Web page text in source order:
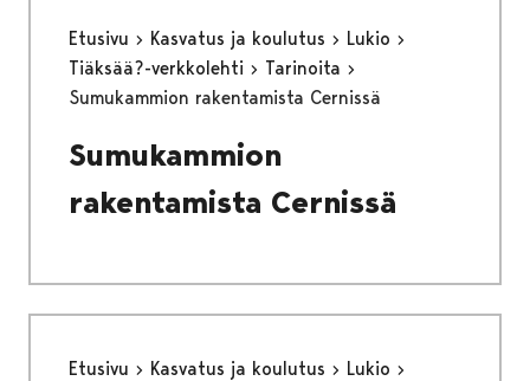
Etusivu Kasvatus ja koulutus
Lukio
Tiäksää?-verkkolehti
Tarinoita
Sumukammion rakentamista Cernissä
Sumukammion
rakentamista Cernissä
Etusivu Kasvatus ja koulutus
Lukio